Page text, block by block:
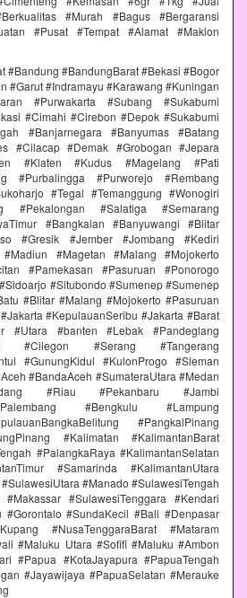
#Murah #Bagus #Bergaransi
#Pusat #Tempat #Alamat #Maklon
#Bandung #BandungBarat #Bekasi #Bogor
#Garut #Indramayu #Karawang #Kuningan
#Purwakarta #Subang #Sukabumi
#Cimahi #Cirebon #Depok #Sukabumi
#Banjarnegara #Banyumas #Batang
#Cilacap #Demak #Grobogan #Jepara
#Klaten #Kudus #Magelang #Pati
#Purbalingga #Purworejo #Rembang
#Tegal #Temanggung #Wonogiri
#Pekalongan #Salatiga #Semarang
#Bangkalan #Banyuwangi #Blitar
#Gresik #Jember #Jombang #Kediri
#Magetan #Malang #Mojokerto
#Pamekasan #Pasuruan #Ponorogo
#Situbondo #Sumenep #Sumenep
#Blitar #Malang #Mojokerto #Pasuruan
#KepulauanSeribu #Jakarta #Barat
#Utara #banten #Lebak #Pandeglang
#Cilegon #Serang #Tangerang
#GunungKidul #KulonProgo #Sleman
#BandaAceh #SumateraUtara #Medan
#Riau #Pekanbaru #Jambi
#Bengkulu #Lampung
#PangkalPinang
#Kalimatan #KalimantanBarat
#PalangkaRaya #KalimantanSelatan
#Samarinda #KalimantanUtara
#Manado #SulawesiTengah
#SulawesiTenggara #Kendari
#Gorontalo #SundaKecil #Bali #Denpasar
#NusaTenggaraBarat #Mataram
#Maluku Utara #Sofifi #Maluku #Ambon
#Papua #KotaJayapura #PapuaTengah
#Jayawijaya #PapuaSelatan #Merauke